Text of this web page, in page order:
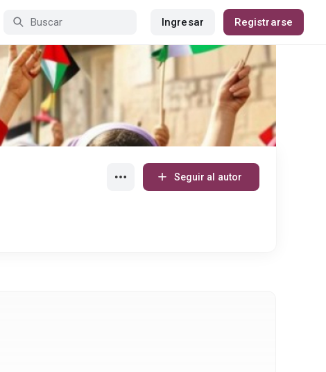
Ingresar Registrarse
Seguir al autor